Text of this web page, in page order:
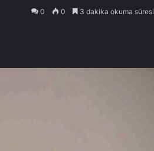
0 0 3 dakika okuma süresi